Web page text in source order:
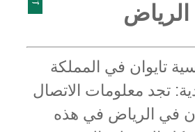
الرياض
تايوان في المملكة
تجد معلومات الاتصال
في الرياض في هذه